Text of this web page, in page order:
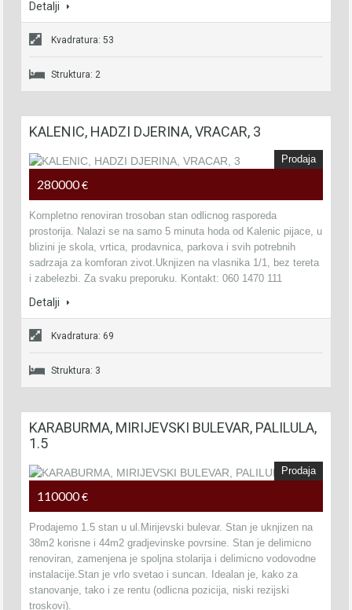
Detalji
Kvadratura: 53
Struktura: 2
KALENIC, HADZI DJERINA, VRACAR, 3
Prodaja
280000€
Kompletno renoviran trosoban stan odlicnog rasporeda
prostorija. Nalazi se na samo 5 minuta hoda od Kalenic pijace, u
blizini je skola, vrtica, prodavnica, parkova i svih potrebnih
sadrzaja za komforan zivot.Uknjizen na vlasnika 1/1, bez tereta
i zabelezbi. Za svaku preporuku. Kontakt: 060 1470 111
Detalji
Kvadratura: 69
Struktura: 3
KARABURMA, MIRIJEVSKI BULEVAR, PALILULA,
1.5
Prodaja
110000€
Prodajemo 1.5 stan u ul.Mirijevski bulevar. Stan je uknjizen na
38m2 korisne i 44m2 gradjevinske povrsine. Stan je delimicno
renoviran, zamenjena je spoljna stolarija i delimicno vodovodne
instalacije.Stan je vrlo svetao i suncan. Idealan je, kako za
stanovanje, tako i ze rentu (odlicna pozicija, niski rezijski
troskovi).